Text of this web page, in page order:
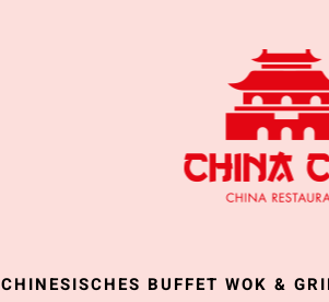
CHINESISCHES BUFFET WOK &